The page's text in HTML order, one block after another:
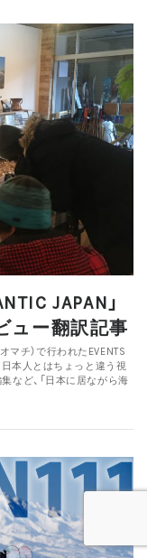
JAPAN」
ュー翻訳記事
チ）で行われたEVENTS
本人とはちょっと違う視
など、「日本に居ながら海